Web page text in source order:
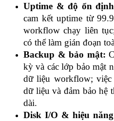
Uptime & độ ổn
cam kết uptime từ
workflow chạy liên
có thể làm gián đoạn
Backup & bảo mật:
kỳ và các lớp bảo mật
dữ liệu workflow;
dữ liệu và đảm bảo hệ
dài.
Disk I/O & hiệu